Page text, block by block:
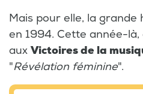
Mais pour elle, la grande
en 1994. Cette année-
aux Victoires de la
"Révélation féminine".